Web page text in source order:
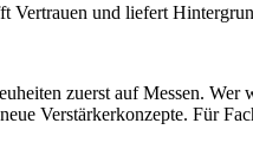
Vertrauen und liefert
zuerst auf Messen.
Verstärkerkonzepte. Für